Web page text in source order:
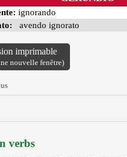
ignorando
avendo ignorato
imprimable
nouvelle fenêtre)
verbs